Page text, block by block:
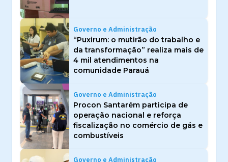
Governo e Administração
“Puxirum: o mutirão do trabalho e
da transformação” realiza mais de
4 mil atendimentos na
comunidade Parauá
Governo e Administração
Procon Santarém participa de
operação nacional e reforça
fiscalização no comércio de gás e
combustíveis
Governo e Administração